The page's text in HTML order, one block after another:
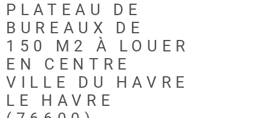
PLATEAU DE
BUREAUX DE
150 M2 À LOUER
EN CENTRE
VILLE DU HAVRE
LE HAVRE